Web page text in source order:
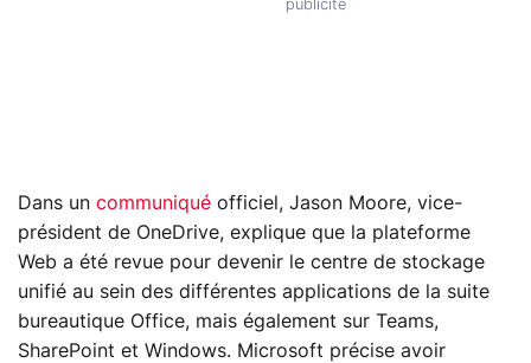
Dans un communiqué officiel, Jason Moore, vice-
président de OneDrive, explique que la plateforme
Web a été revue pour devenir le centre de stockage
unifié au sein des différentes applications de la suite
bureautique Office, mais également sur Teams,
SharePoint et Windows. Microsoft précise avoir